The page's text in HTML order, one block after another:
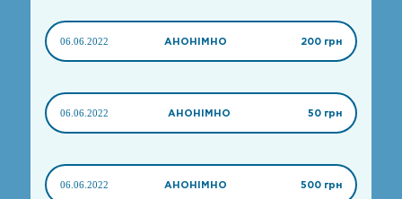
06.06.2022 АНОНІМНО 200 грн
06.06.2022 АНОНІМНО 50 грн
06.06.2022 АНОНІМНО 500 грн